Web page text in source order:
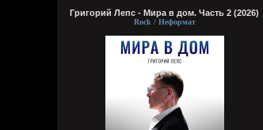
Григорий Лепс - Мира в дом. Часть 2 (2026)
Rock / Неформат